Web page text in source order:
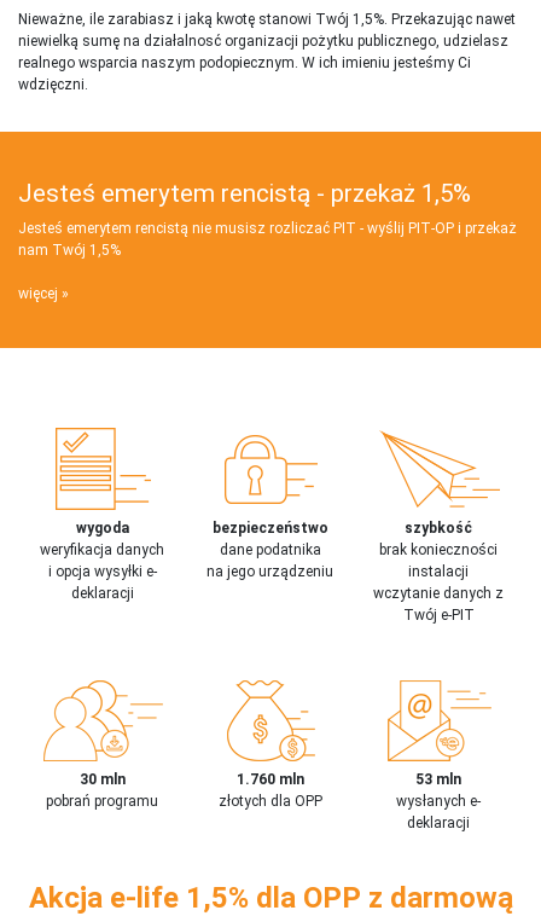
Nieważne, ile zarabiasz i jaką kwotę stanowi Twój 1,5%. Przekazując nawet
niewielką sumę na działalnosć organizacji pożytku publicznego, udzielasz
realnego wsparcia naszym podopiecznym. W ich imieniu jesteśmy Ci
wdzięczni.
Jesteś emerytem rencistą - przekaż 1,5%
Jesteś emerytem rencistą nie musisz rozliczać PIT - wyślij PIT‑OP i przekaż
nam Twój 1,5%
więcej
wygoda
weryfikacja danych
i opcja wysyłki e-
deklaracji
bezpieczeństwo
dane podatnika
na jego urządzeniu
szybkość
brak konieczności
instalacji
wczytanie danych z
Twój e-PIT
30 mln
pobrań programu
1.760 mln
złotych dla OPP
53 mln
wysłanych e-
deklaracji
Akcja e-life 1,5% dla OPP z darmową